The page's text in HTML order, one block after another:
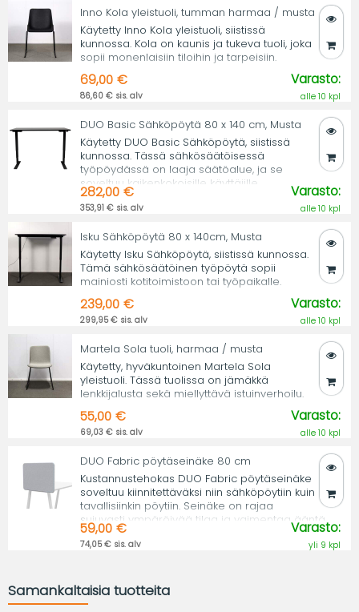
Inno Kola yleistuoli, tumman harmaa / musta
Käytetty Inno Kola yleistuoli, siistissä
kunnossa. Kola on kaunis ja tukeva tuoli, joka
sopii monenlaisiin tiloihin ja tarpeisiin.
69,00 €
86,60 € sis. alv
Varasto:
alle 10 kpl
DUO Basic Sähköpöytä 80 x 140 cm, Musta
Käytetty DUO Basic Sähköpöytä, siistissä
kunnossa. Tässä sähkösäätöisessä
työpöydässä on laaja säätöalue, ja se
soveltuu kaikenkokoisille käyttäjille.
282,00 €
353,91 € sis. alv
Varasto:
alle 10 kpl
Isku Sähköpöytä 80 x 140cm, Musta
Käytetty Isku Sähköpöytä, siistissä kunnossa.
Tämä sähkösäätöinen työpöytä sopii
mainiosti kotitoimistoon tai työpaikalle.
239,00 €
299,95 € sis. alv
Varasto:
alle 10 kpl
Martela Sola tuoli, harmaa / musta
Käytetty, hyväkuntoinen Martela Sola
yleistuoli. Tässä tuolissa on jämäkkä
lenkkijalusta sekä miellyttävä istuinverhoilu.
55,00 €
69,03 € sis. alv
Varasto:
alle 10 kpl
DUO Fabric pöytäseinäke 80 cm
Kustannustehokas DUO Fabric pöytäseinäke
soveltuu kiinnitettäväksi niin sähköpöytiin kuin
tavallisiinkin pöytiin. Seinäke on rajaa
sujuvasti ympäröivää tilaa ja vaimentaa ääntä.
59,00 €
74,05 € sis. alv
Varasto:
yli 9 kpl
Samankaltaisia tuotteita